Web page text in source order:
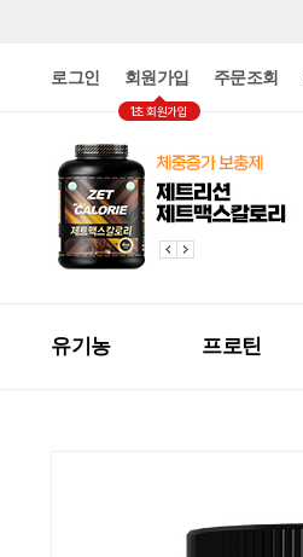
로그인 회원가입
1초 회원가입
주문조회
유기농 프로틴